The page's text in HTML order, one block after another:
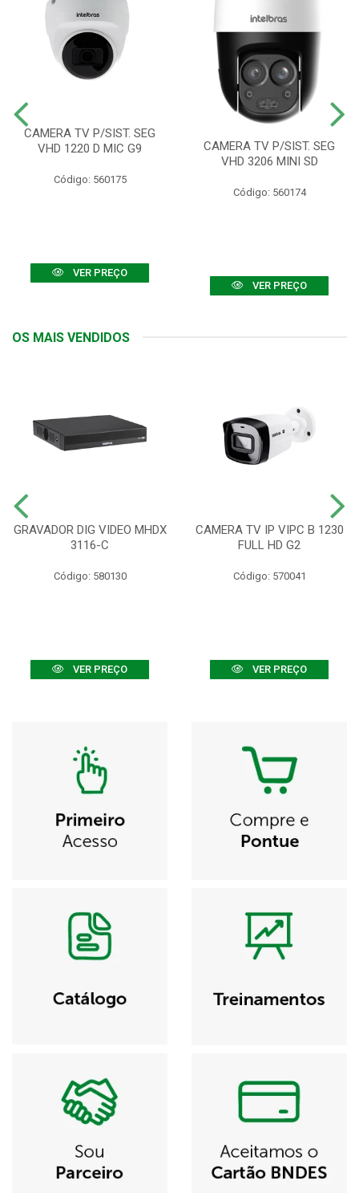
CAMERA TV P/SIST. SEG
VHD 1220 D MIC G9
Código: 560175
VER PREÇO
CAMERA TV P/SIST. SEG
VHD 3206 MINI SD
Código: 560174
VER PREÇO
OS MAIS VENDIDOS
GRAVADOR DIG VIDEO MHDX
3116-C
Código: 580130
VER PREÇO
CAMERA TV IP VIPC B 1230
FULL HD G2
Código: 570041
VER PREÇO